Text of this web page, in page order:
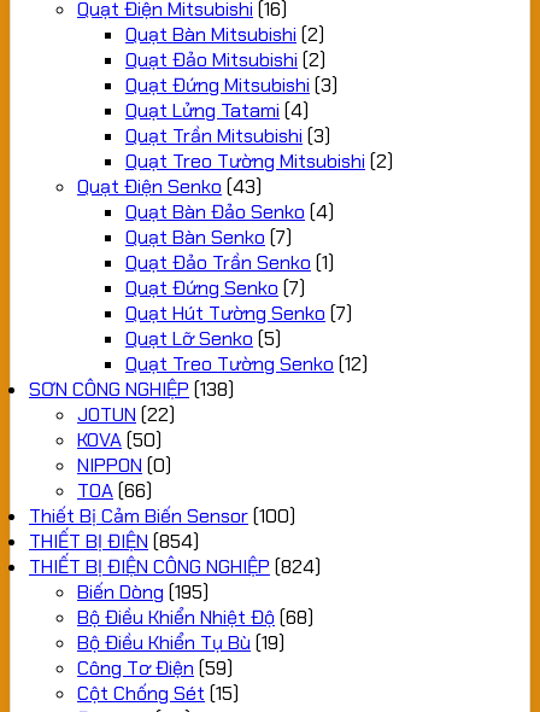
Quạt Điện Mitsubishi (16)
Quạt Bàn Mitsubishi (2)
Quạt Đảo Mitsubishi (2)
Quạt Đứng Mitsubishi (3)
Quạt Lửng Tatami (4)
Quạt Trần Mitsubishi (3)
Quạt Treo Tường Mitsubishi (2)
Quạt Điện Senko (43)
Quạt Bàn Đảo Senko (4)
Quạt Bàn Senko (7)
Quạt Đảo Trần Senko (1)
Quạt Đứng Senko (7)
Quạt Hút Tường Senko (7)
Quạt Lỡ Senko (5)
Quạt Treo Tường Senko (12)
SƠN CÔNG NGHIỆP (138)
JOTUN (22)
KOVA(50)
NIPPON (0)
TOA(66)
Thiết Bị Cảm Biến Sensor(100)
THIẾT BỊ ĐIỆN (854)
THIẾT BỊ ĐIỆN CÔNG NGHIỆP (824)
Biến Dòng (195)
Bộ Điều Khiển Nhiệt Độ (68)
Bộ Điều Khiển Tụ Bù (19)
Công Tơ Điện (59)
Cột Chống Sét (15)